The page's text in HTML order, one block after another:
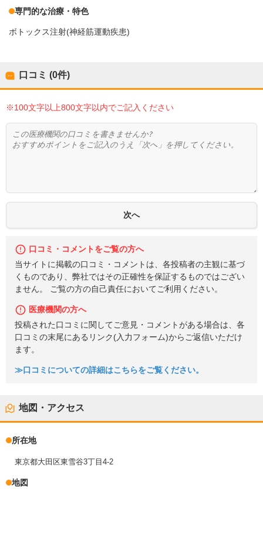
専門的な治療・特色
ボトックス注射(神経筋運動疾患)
口コミ (0件)
※100文字以上800文字以内でご記入ください
口コミ・コメントをご覧の方へ
当サイトに掲載の口コミ・コメントは、各投稿者の主観に基づ
くものであり、弊社ではその正確性を保証するものではござい
ません。 ご覧の方の自己責任においてご利用ください。
医療機関の方へ
投稿された口コミに関してご意見・コメントがある場合は、各
口コミの末尾にあるリンク(入力フォーム)からご返信いただけ
ます。
≫口コミについての詳細はこちらをご覧ください。
地図・アクセス
所在地
東京都大田区東雪谷3丁目4-2
地図